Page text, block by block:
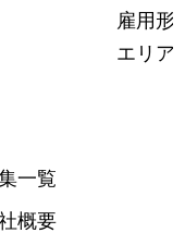
雇用形
エリア
一覧
概要